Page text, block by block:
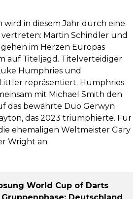
wird in diesem Jahr durch eine
Martin Schindler und
im Herzen Europas
auf Titeljagd. Titelverteidiger
Humphries und
repräsentiert. Humphries
mit Michael Smith den
das bewährte Duo Gerwyn
das 2023 triumphierte. Für
ehemaligen Weltmeister Gary
Wright an.
World Cup of Darts